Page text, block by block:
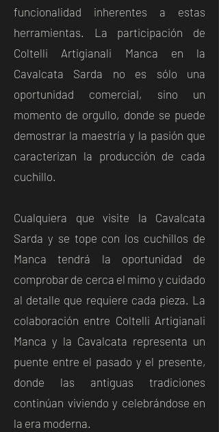
funcionalidad inherentes a estas
herramientas. La participación de
Coltelli Artigianali Manca en la
Cavalcata Sarda no es sólo una
oportunidad comercial, sino un
momento de orgullo, donde se puede
demostrar la maestría y la pasión que
caracterizan la producción de cada
cuchillo.
Cualquiera que visite la Cavalcata
Sarda y se tope con los cuchillos de
Manca tendrá la oportunidad de
comprobar de cerca el mimo y cuidado
al detalle que requiere cada pieza. La
colaboración entre Coltelli Artigianali
Manca y la Cavalcata representa un
puente entre el pasado y el presente,
donde las antiguas tradiciones
continúan viviendo y celebrándose en
la era moderna.